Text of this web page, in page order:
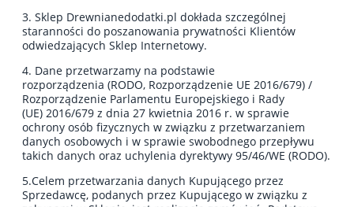
3. Sklep Drewnianedodatki.pl dokłada szczególnej
staranności do poszanowania prywatności Klientów
odwiedzających Sklep Internetowy.
4. Dane przetwarzamy na podstawie
rozporządzenia (RODO, Rozporządzenie UE 2016/679) /
Rozporządzenie Parlamentu Europejskiego i Rady
(UE) 2016/679 z dnia 27 kwietnia 2016 r. w sprawie
ochrony osób fizycznych w związku z przetwarzaniem
danych osobowych i w sprawie swobodnego przepływu
takich danych oraz uchylenia dyrektywy 95/46/WE (RODO).
5.Celem przetwarzania danych Kupującego przez
Sprzedawcę, podanych przez Kupującego w związku z